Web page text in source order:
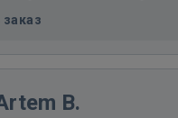
B.